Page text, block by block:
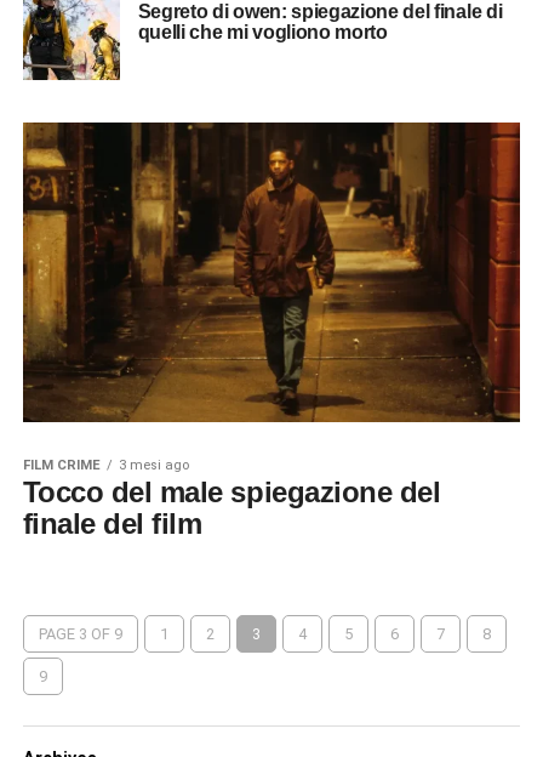
Segreto di owen: spiegazione del finale di
quelli che mi vogliono morto
FILM CRIME 3 mesi ago
Tocco del male spiegazione del
finale del film
PAGE 3 OF 9 1 2 3 4 5 6 7 8
9